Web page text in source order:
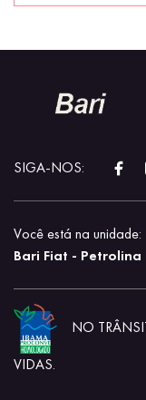
SIGA-NOS:
Você está na unidade:
Bari Fiat - Petrolina
NO
VIDAS.